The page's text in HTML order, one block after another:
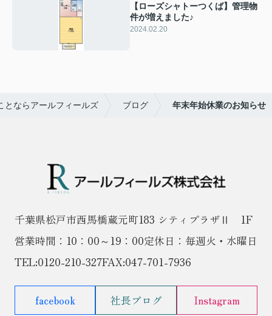
【ローズシャトーつくば】管理物
件が増えました♪
2024.02.20
とならアールフィールズ ブログ 年末年始休業のお知らせ
千葉県松戸市西馬橋蔵元町183 シティプラザⅡ 1F
営業時間：10：00～19：00定休日：毎週火・水曜日
TEL:0120-210-327FAX:047-701-7936
facebook 社長ブログ Instagram